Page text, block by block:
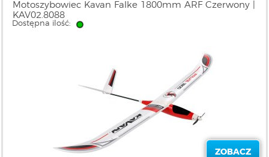
Motoszybowiec Kavan Falke 1800mm ARF Czerwony |
KAV02.8088
Dostępna ilość:
ZOBACZ